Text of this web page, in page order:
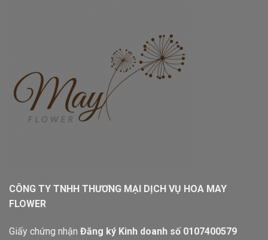
CÔNG TY TNHH THƯƠNG MẠI DỊCH VỤ HOA MAY
FLOWER
Giấy chứng nhận Đăng ký Kinh doanh số 0107400579